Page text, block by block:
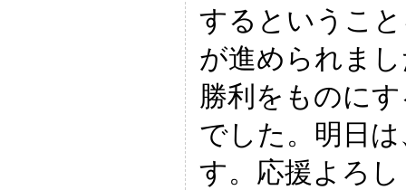
するというこ
が進められま
勝利をものに
でした。明日
す。応援よろ